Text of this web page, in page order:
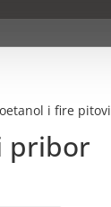
i fire pitovi
pribor